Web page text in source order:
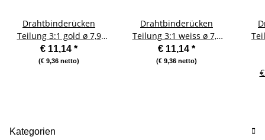
Drahtbinderücken
Teilung 3:1 gold ø 7,9
mm (5/16 Zoll) für ca. 50
Blatt - 100 Stück
€ 11,14 *
(€ 9,36 netto)
Drahtbinderücken
Teilung 3:1 weiss ø 7,9
mm (5/16 Zoll) für ca. 50
Blatt - 100 Stück
€ 11,14 *
(€ 9,36 netto)
Kategorien